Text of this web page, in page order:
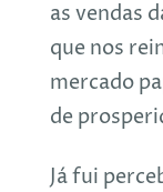
as vendas
que nos
mercado
de
Já fui